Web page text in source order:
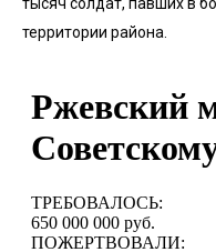
территории района.